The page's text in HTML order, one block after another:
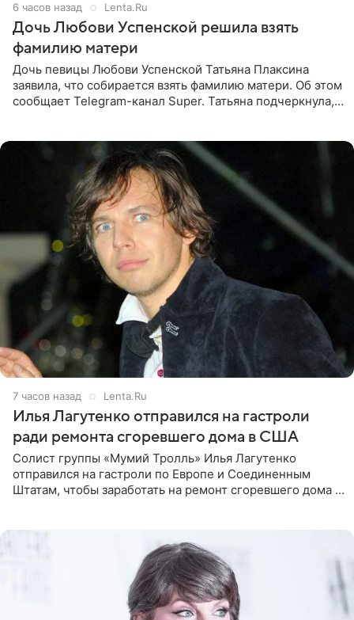
6 часов назад Lenta.Ru
Дочь Любови Успенской решила взять
фамилию матери
Дочь певицы Любови Успенской Татьяна Плаксина
заявила, что собирается взять фамилию матери. Об этом
сообщает Telegram-канал Super. Татьяна подчеркнула,
7 часов назад Lenta.Ru
Илья Лагутенко отправился на гастроли
ради ремонта сгоревшего дома в США
Солист группы «Мумий Тролль» Илья Лагутенко
отправился на гастроли по Европе и Соединенным
Штатам, чтобы заработать на ремонт сгоревшего дома в